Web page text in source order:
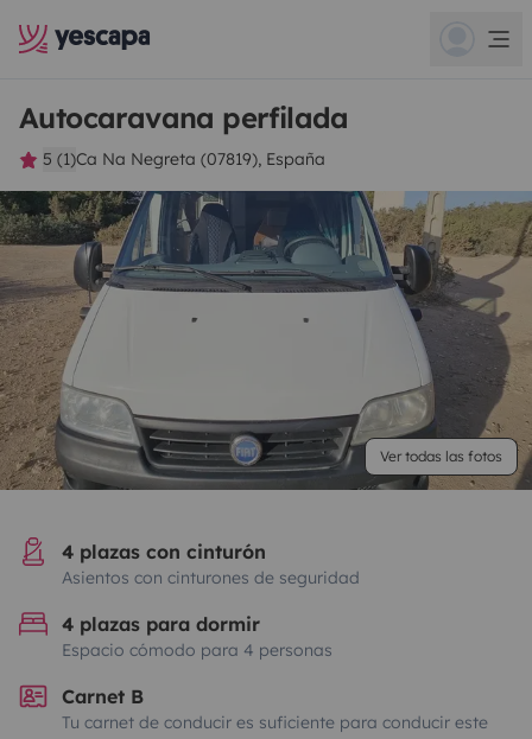
Autocaravana perfilada
5 (1)Ca Na Negreta (07819), España
Ver todas las fotos
4 plazas con cinturón
Asientos con cinturones de seguridad
4 plazas para dormir
Espacio cómodo para 4 personas
Carnet B
Tu carnet de conducir es suficiente para conducir este